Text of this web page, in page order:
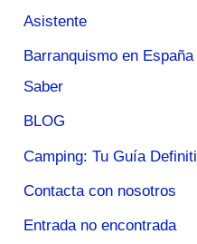
Asistente
Barranquismo en
Saber
BLOG
Camping: Tu Guía
Contacta con nosotros
Entrada no encontrada